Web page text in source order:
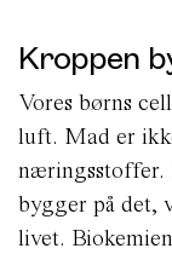
Kroppen
Vores børns
luft. Mad er
næringsstoffer.
bygger på det,
livet.